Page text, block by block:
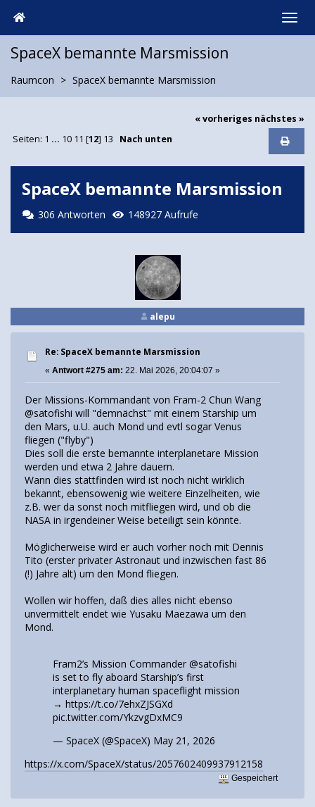
SpaceX bemannte Marsmission
Raumcon SpaceX bemannte Marsmission
« vorheriges nächstes »
Seiten: 1 ... 10 11 [12] 13 Nach unten
SpaceX bemannte Marsmission
306 Antworten 148927 Aufrufe
alepu
Re: SpaceX bemannte Marsmission
« Antwort #275 am: 22. Mai 2026, 20:04:07 »
Der Missions-Kommandant von Fram-2 Chun Wang
@satofishi will "demnächst" mit einem Starship um
den Mars, u.U. auch Mond und evtl sogar Venus
fliegen ("flyby")
Dies soll die erste bemannte interplanetare Mission
werden und etwa 2 Jahre dauern.
Wann dies stattfinden wird ist noch nicht wirklich
bekannt, ebensowenig wie weitere Einzelheiten, wie
z.B. wer da sonst noch mitfliegen wird, und ob die
NASA in irgendeiner Weise beteiligt sein könnte.
Möglicherweise wird er auch vorher noch mit Dennis
Tito (erster privater Astronaut und inzwischen fast 86
(!) Jahre alt) um den Mond fliegen.
Wollen wir hoffen, daß dies alles nicht ebenso
unvermittelt endet wie Yusaku Maezawa um den
Mond.
Fram2’s Mission Commander @satofishi
is set to fly aboard Starship’s first
interplanetary human spaceflight mission
→ https://t.co/7ehxZJSGXd
pic.twitter.com/YkzvgDxMC9
— SpaceX (@SpaceX) May 21, 2026
https://x.com/SpaceX/status/2057602409937912158
Gespeichert